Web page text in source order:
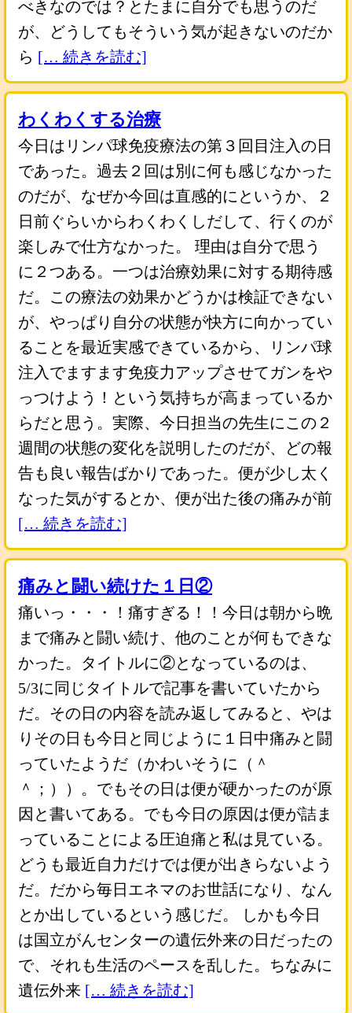
べきなのでは？とたまに自分でも思うのだ
が、どうしてもそういう気が起きないのだか
ら [… 続きを読む]
わくわくする治療
今日はリンパ球免疫療法の第３回目注入の日
であった。過去２回は別に何も感じなかった
のだが、なぜか今回は直感的にというか、２
日前ぐらいからわくわくしだして、行くのが
楽しみで仕方なかった。 理由は自分で思う
に２つある。一つは治療効果に対する期待感
だ。この療法の効果かどうかは検証できない
が、やっぱり自分の状態が快方に向かってい
ることを最近実感できているから、リンパ球
注入でますます免疫力アップさせてガンをや
っつけよう！という気持ちが高まっているか
らだと思う。実際、今日担当の先生にこの２
週間の状態の変化を説明したのだが、どの報
告も良い報告ばかりであった。便が少し太く
なった気がするとか、便が出た後の痛みが前
[… 続きを読む]
痛みと闘い続けた１日②
痛いっ・・・！痛すぎる！！今日は朝から晩
まで痛みと闘い続け、他のことが何もできな
かった。タイトルに②となっているのは、
5/3に同じタイトルで記事を書いていたから
だ。その日の内容を読み返してみると、やは
りその日も今日と同じように１日中痛みと闘
っていたようだ（かわいそうに（＾
＾；））。でもその日は便が硬かったのが原
因と書いてある。でも今日の原因は便が詰ま
っていることによる圧迫痛と私は見ている。
どうも最近自力だけでは便が出きらないよう
だ。だから毎日エネマのお世話になり、なん
とか出しているという感じだ。 しかも今日
は国立がんセンターの遺伝外来の日だったの
で、それも生活のペースを乱した。ちなみに
遺伝外来 [… 続きを読む]